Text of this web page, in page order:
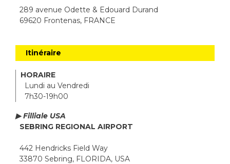
289 avenue Odette & Edouard Durand
69620 Frontenas, FRANCE
Itinéraire
HORAIRE
Lundi au Vendredi
7h30-19h00
▶ Filliale USA
SEBRING REGIONAL AIRPORT
442 Hendricks Field Way
33870 Sebring, FLORIDA, USA